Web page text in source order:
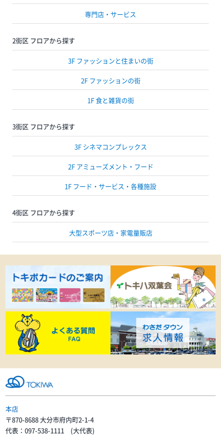
専門店・サービス
2街区 フロアから探す
3F ファッションと住まいの街
2F ファッションの街
1F 食と雑貨の街
3街区 フロアから探す
3F シネマコンプレックス
2F アミューズメント・フード
1F フード・サービス・各種施設
4街区 フロアから探す
大型スポーツ店・家電量販店
本店
〒870-8688 大分市府内町2-1-4
代表：097-538-1111 (大代表)